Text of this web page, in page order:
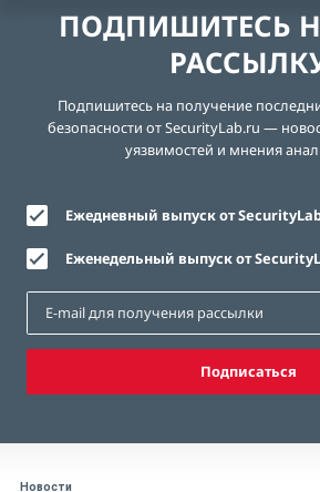
ПОДПИШИТЕСЬ
Подпишитесь на получение
безопасности от SecurityLab.ru —
уязвимостей и мнения
Ежедневный выпуск от
Еженедельный выпуск от
Подписаться
Новости